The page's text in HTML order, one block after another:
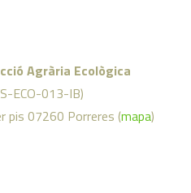
Agrària Ecològica
ECO-013-IB)
pis 07260 Porreres (mapa)